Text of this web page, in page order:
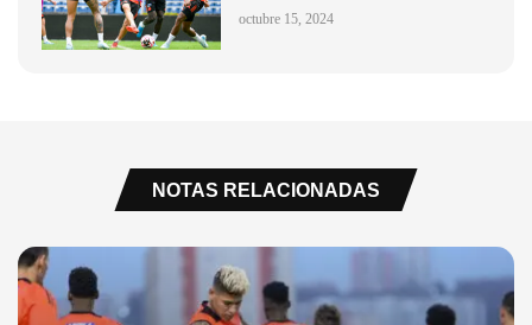
octubre 15, 2024
NOTAS RELACIONADAS